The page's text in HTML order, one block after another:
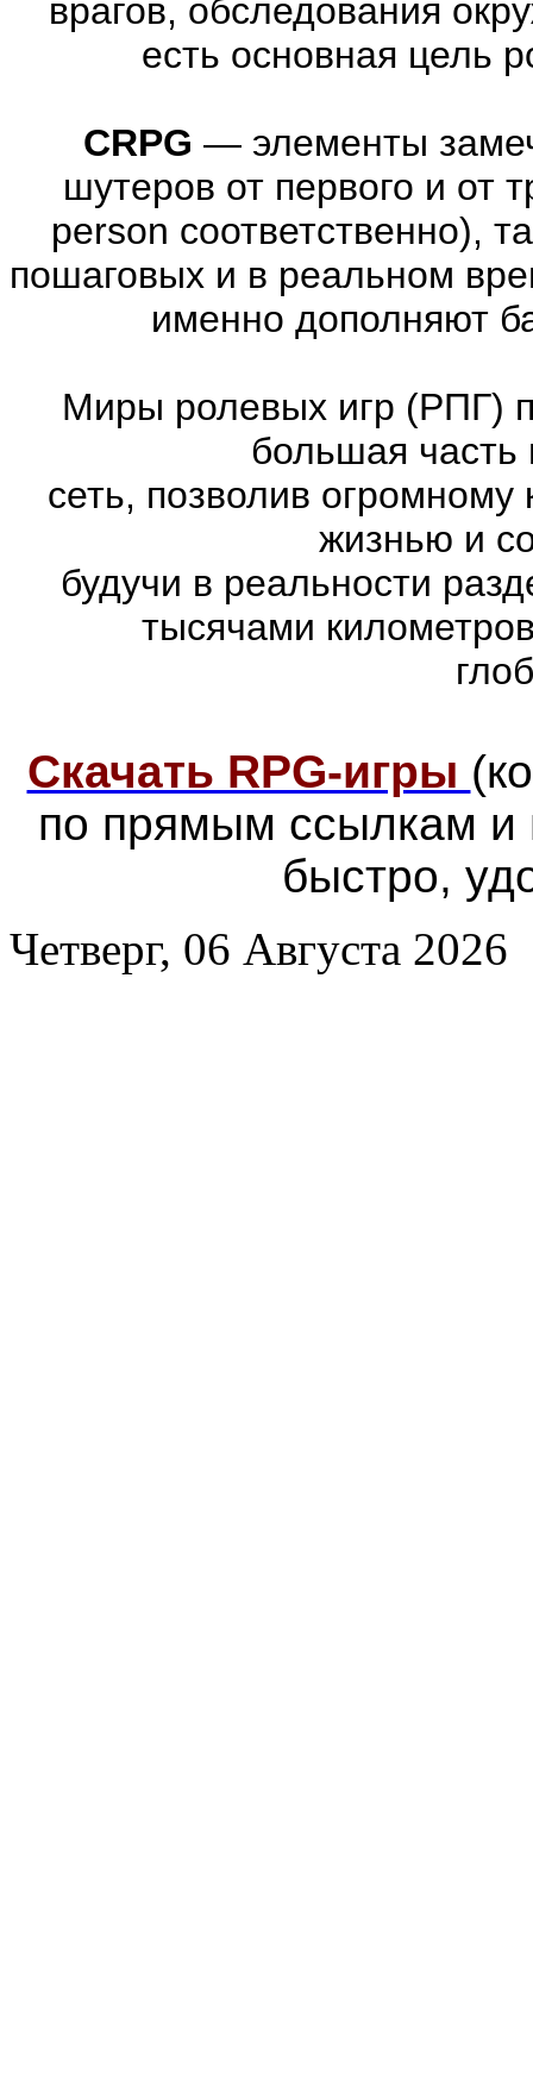
врагов, обследования
есть основная цель
CRPG — элементы
шутеров от первого и от
person соответственно),
пошаговых и в реальном
именно дополняют
Миры ролевых игр (РПГ)
большая часть
сеть, позволив огромному
жизнью и
будучи в реальности
тысячами
Скачать RPG-игры
по прямым ссылкам и
быстро,
Четверг, 06 Августа 2026